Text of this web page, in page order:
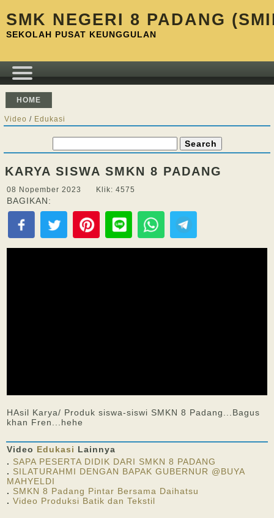
SMK NEGERI 8 PADANG
SEKOLAH PUSAT KEUNGGULAN
HOME
Video / Edukasi
KARYA SISWA SMKN 8 PADANG
08 Nopember 2023 Klik: 4575
BAGIKAN:
HAsil Karya/ Produk siswa-siswi SMKN 8 Padang...Bagus
khan Fren...hehe
Video Edukasi Lainnya
. SAPA PESERTA DIDIK DARI SMKN 8 PADANG
. SILATURAHMI DENGAN BAPAK GUBERNUR @BUYA
MAHYELDI
. SMKN 8 Padang Pintar Bersama Daihatsu
. Video Produksi Batik dan Tekstil